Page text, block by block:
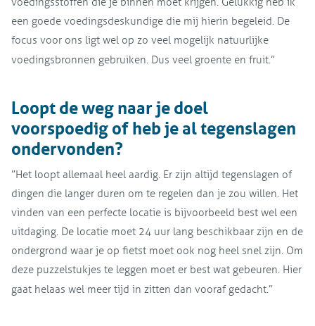
een goede voedingsdeskundige die mij hierin begeleid. De
focus voor ons ligt wel op zo veel mogelijk natuurlijke
voedingsbronnen gebruiken. Dus veel groente en fruit.”
Loopt de weg naar je doel
voorspoedig of heb je al tegenslagen
ondervonden?
”Het loopt allemaal heel aardig. Er zijn altijd tegenslagen of
dingen die langer duren om te regelen dan je zou willen. Het
vinden van een perfecte locatie is bijvoorbeeld best wel een
uitdaging. De locatie moet 24 uur lang beschikbaar zijn en de
ondergrond waar je op fietst moet ook nog heel snel zijn. Om
deze puzzelstukjes te leggen moet er best wat gebeuren. Hier
gaat helaas wel meer tijd in zitten dan vooraf gedacht.”